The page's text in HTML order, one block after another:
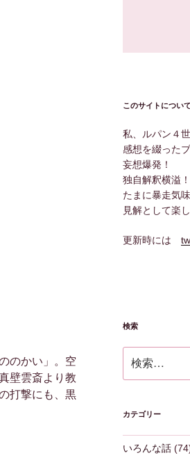
のかい」。空
壁雲斎より教
打撃にも、黒
このサイトについて
私、ルパン４
感想を綴ったブ
妄想爆発！
独自解釈横溢！
たまに暴走気
見解として楽
更新時には
検索
索:
カテゴリー
いろんな話